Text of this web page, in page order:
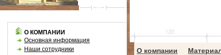
О КОМПАНИИ
Основная информация
Наши сотрудники
О компании